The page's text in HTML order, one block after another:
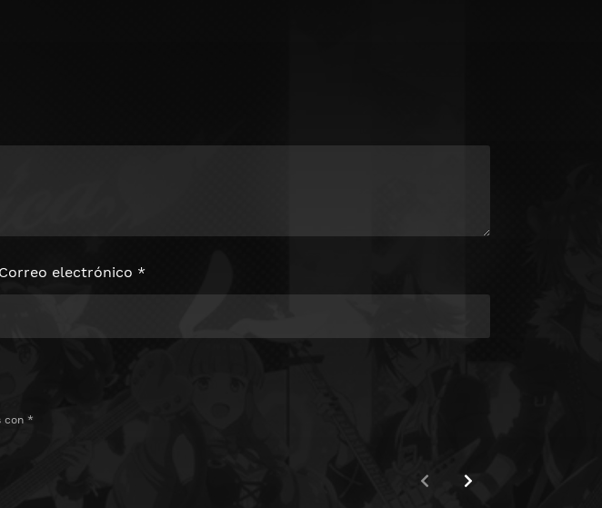
con *
Correo electrónico *